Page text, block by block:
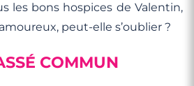
les bons hospices de Valentin,
peut-elle s’oublier ?
COMMUN